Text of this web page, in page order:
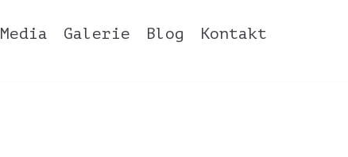
Media Galerie Blog Kontakt